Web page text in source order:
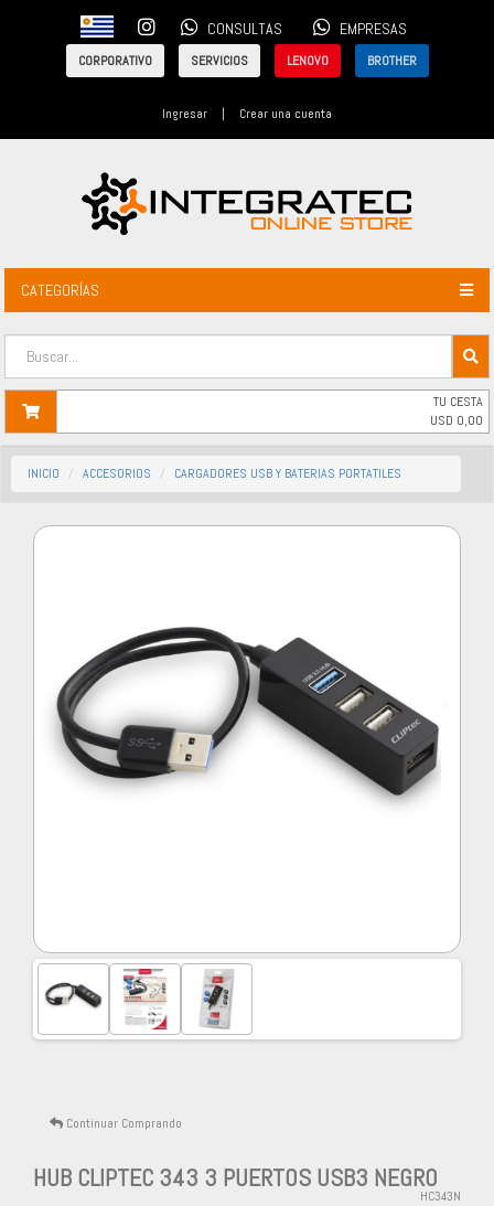
CONSULTAS EMPRESAS
CORPORATIVO SERVICIOS LENOVO BROTHER
Ingresar | Crear una cuenta
CATEGORÍAS
TU CESTA
USD 0,00
INICIO ACCESORIOS CARGADORES USB Y BATERIAS PORTATILES
Continuar Comprando
HUB CLIPTEC 343 3 PUERTOS USB3 NEGRO
HC343N